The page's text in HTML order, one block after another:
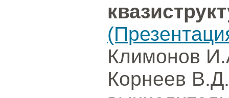
Климонов
Корнеев